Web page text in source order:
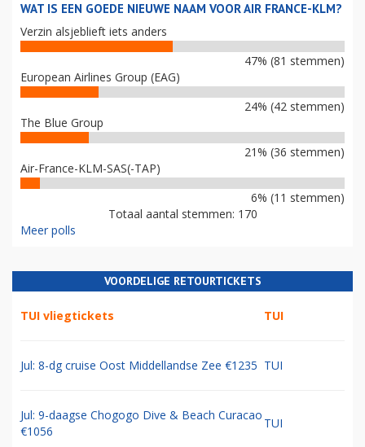
WAT IS EEN GOEDE NIEUWE NAAM VOOR AIR FRANCE-KLM?
Verzin alsjeblieft iets anders
47% (81 stemmen)
European Airlines Group (EAG)
24% (42 stemmen)
The Blue Group
21% (36 stemmen)
Air-France-KLM-SAS(-TAP)
6% (11 stemmen)
Totaal aantal stemmen: 170
Meer polls
VOORDELIGE RETOURTICKETS
TUI vliegtickets TUI
Jul: 8-dg cruise Oost Middellandse Zee €1235 TUI
Jul: 9-daagse Chogogo Dive & Beach Curacao
€1056
TUI